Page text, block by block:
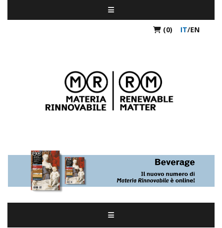
(0) IT/EN